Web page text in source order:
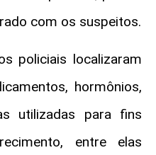
com os suspeitos.
policiais localizaram
hormônios,
utilizadas para fins
entre elas